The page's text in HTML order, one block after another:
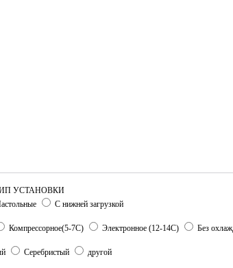
УСТАНОВКИ
С нижней загрузкой
Компрессорное(5-7С) Электронное (12-14С)
Без
Серебристый
другой